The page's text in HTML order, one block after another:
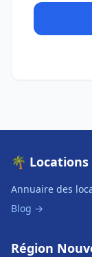
🌴 Locations
Annuaire des
Blog →
Région